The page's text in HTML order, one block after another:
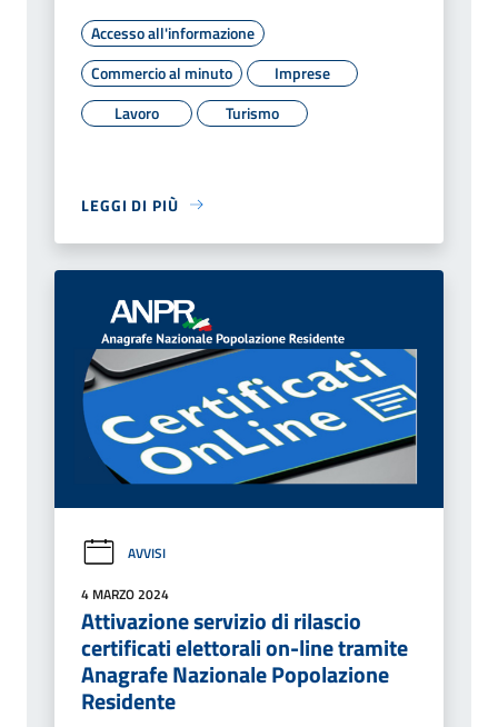
Accesso all'informazione
Commercio al minuto
Imprese
Lavoro
Turismo
LEGGI DI PIÙ
AVVISI
4 MARZO 2024
Attivazione servizio di rilascio
certificati elettorali on-line tramite
Anagrafe Nazionale Popolazione
Residente